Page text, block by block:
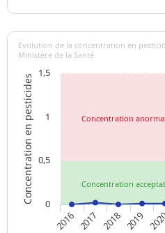
Concentration
Concentration
Concentration en pesticides
Evolution de la concentration en
Ministère de la Santé
2016 2017 2018 2019
0
0,5
1
1,5